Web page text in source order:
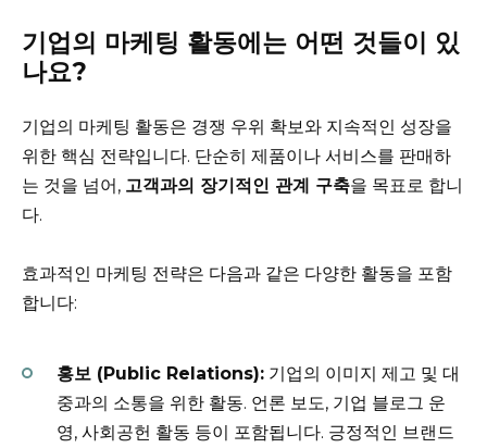
기업의 마케팅 활동에는 어떤 것들이 있
나요?
기업의 마케팅 활동은 경쟁 우위 확보와 지속적인 성장을
위한 핵심 전략입니다. 단순히 제품이나 서비스를 판매하
는 것을 넘어, 고객과의 장기적인 관계 구축을 목표로 합니
다.
효과적인 마케팅 전략은 다음과 같은 다양한 활동을 포함
합니다:
홍보 (Public Relations): 기업의 이미지 제고 및 대
중과의 소통을 위한 활동. 언론 보도, 기업 블로그 운
영, 사회공헌 활동 등이 포함됩니다. 긍정적인 브랜드